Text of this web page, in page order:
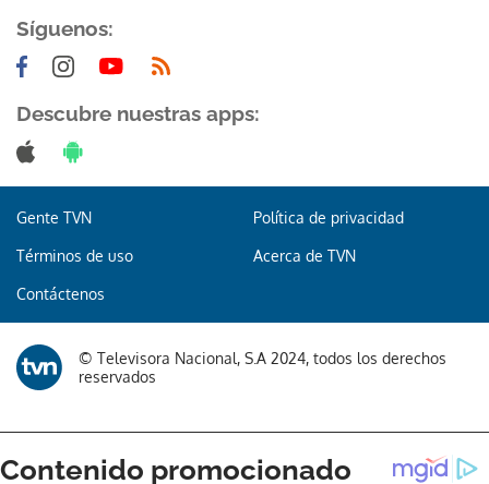
Gracias por suscribirte a nuestro boletín.
Síguenos:
Descubre nuestras apps:
Gente TVN Política de privacidad
Términos de uso Acerca de TVN
Contáctenos
© Televisora Nacional, S.A 2024, todos los derechos
reservados